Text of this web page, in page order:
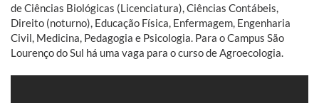
de Ciências Biológicas (Licenciatura), Ciências Contábeis,
Direito (noturno), Educação Física, Enfermagem, Engenharia
Civil, Medicina, Pedagogia e Psicologia. Para o Campus São
Lourenço do Sul há uma vaga para o curso de Agroecologia.